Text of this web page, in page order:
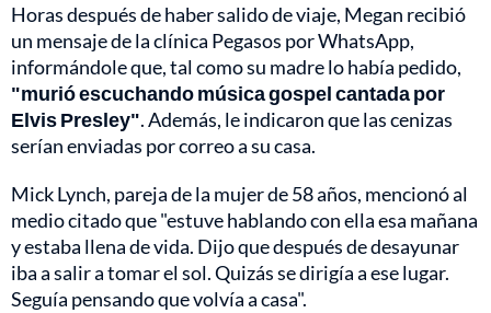
Horas después de haber salido de viaje, Megan recibió
un mensaje de la clínica Pegasos por WhatsApp,
informándole que, tal como su madre lo había pedido,
"murió escuchando música gospel cantada por
Elvis Presley". Además, le indicaron que las cenizas
serían enviadas por correo a su casa.
Mick Lynch, pareja de la mujer de 58 años, mencionó al
medio citado que "estuve hablando con ella esa mañana
y estaba llena de vida. Dijo que después de desayunar
iba a salir a tomar el sol. Quizás se dirigía a ese lugar.
Seguía pensando que volvía a casa".